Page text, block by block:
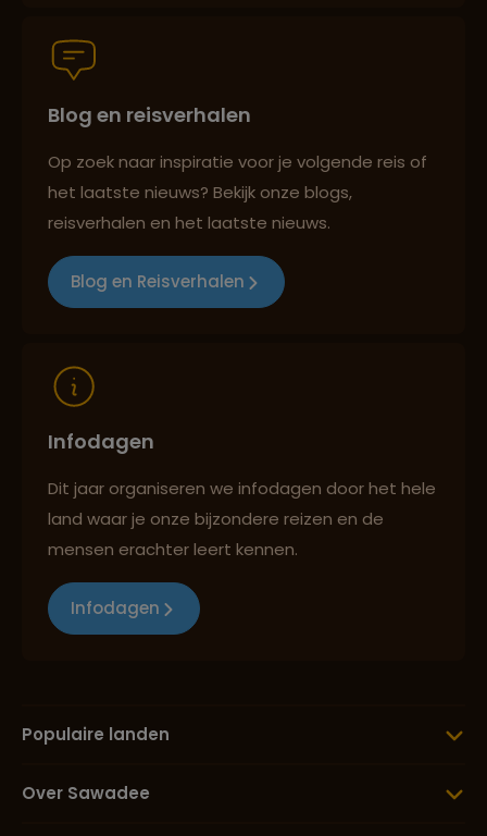
Persoonlijk en deskundig reisadvies
Best beoordeelde reisroutes
Blog en reisverhalen
Op zoek naar inspiratie voor je volgende reis of
het laatste nieuws? Bekijk onze blogs,
reisverhalen en het laatste nieuws.
Blog en Reisverhalen
Infodagen
Dit jaar organiseren we infodagen door het hele
land waar je onze bijzondere reizen en de
mensen erachter leert kennen.
Infodagen
Populaire landen
Over Sawadee